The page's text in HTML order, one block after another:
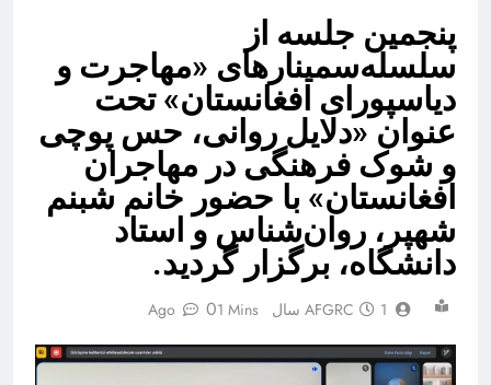
‎پنجمین جلسه از
سلسله‌سمینارهای «مهاجرت و
دیاسپورای افغانستان» تحت
عنوان «دلایل روانی، حس پوچی
و شوک فرهنگی در مهاجران
افغانستان» با حضور خانم شبنم
شهپر، روان‌شناس و استاد
دانشگاه، برگزار گردید.
AFGRC 1 سال Ago 01 Mins